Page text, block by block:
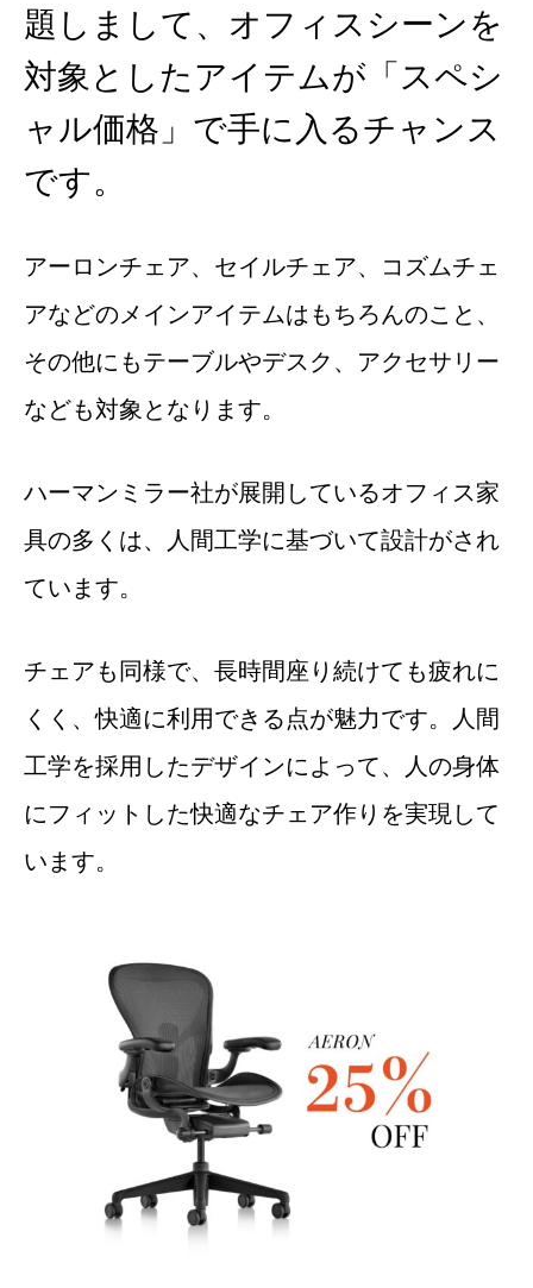
題しまして、オフィスシーンを
対象としたアイテムが「スペシ
ャル価格」で手に入るチャンス
です。
アーロンチェア、セイルチェア、コズムチェ
アなどのメインアイテムはもちろんのこと、
その他にもテーブルやデスク、アクセサリー
なども対象となります。
ハーマンミラー社が展開しているオフィス家
具の多くは、人間工学に基づいて設計がされ
ています。
チェアも同様で、長時間座り続けても疲れに
くく、快適に利用できる点が魅力です。人間
工学を採用したデザインによって、人の身体
にフィットした快適なチェア作りを実現して
います。